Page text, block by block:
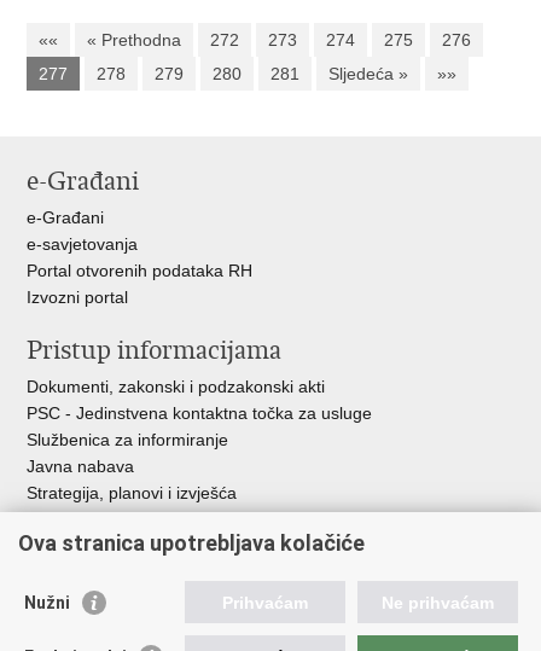
«« « Prethodna 272 273 274 275
276
277
278 279 280 281 Sljedeća » »»
e-Građani
e-Građani
e-savjetovanja
Portal otvorenih podataka RH
Izvozni portal
Pristup informacijama
Dokumenti, zakonski i podzakonski akti
PSC - Jedinstvena kontaktna točka za usluge
Službenica za informiranje
Javna nabava
Strategija, planovi i izvješća
Korisne poveznice
Ova stranica upotrebljava kolačiće
Nužni Prihvaćam Ne prihvaćam